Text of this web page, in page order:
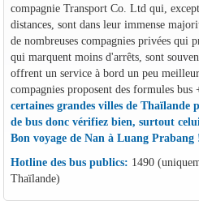
compagnie Transport Co. Ltd qui,
distances, sont dans leur immense
de nombreuses compagnies privées qui
qui marquent moins d'arrêts, sont
offrent un service à bord un peu
compagnies proposent des formules bus
certaines grandes villes de Thaïlande
de bus donc vérifiez bien, surtout
Bon voyage de Nan à Luang Prabang
Hotline des bus publics: 1490
Thaïlande)